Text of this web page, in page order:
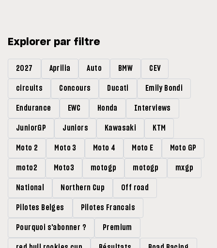
Explorer par filtre
2027 Aprilia Auto BMW CEV
circuits Concours Ducati Emily Bondi
Endurance EWC Honda Interviews
JuniorGP Juniors Kawasaki KTM
Moto 2 Moto 3 Moto 4 Moto E Moto GP
moto2 Moto3 motogp motogp mxgp
National Northern Cup Off road
Pilotes Belges Pilotes Francais
Pourquoi s'abonner ? Premium